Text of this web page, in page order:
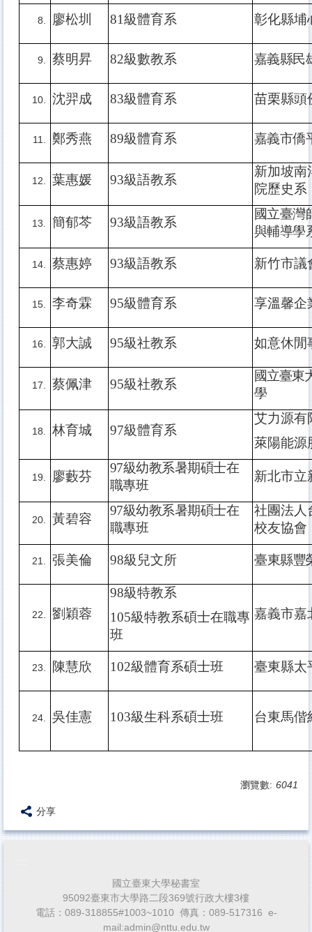
廖松圳 81級體育系 彰化縣埔
蔡明昇 82級數教系 嘉義縣民
沈羿成 83級體育系 苗栗縣頭
鄭秀燕 89級體育系 嘉義市僑
葉惠媛 93級語教系
新加坡南
院歷史系
簡郁芩 93級語教系
國立臺灣
與輔導學
蔡惠婷 93級語教系 新竹市議
李奇霖 95級體育系 享溫馨企
郭大誠 95級社教系 如意休閒
蔡佩津 95級社教系
國立臺東
學
林育城 97級體育系
艾力源有
萊陽能源
廖藪芬
97級幼教系暑期碩士在
職專班
新北市立
黃碧容
97級幼教系暑期碩士在
職專班
社團法人
校友協會
張美倫 98級兒文所 臺東縣豐
劉穎蓉
98級特教系
105級特教系碩士在職專
班
嘉義市嘉
陳慧欣 102級體育系碩士班 臺東縣太
吳佳憲 103級生科系碩士班 台東馬偕
瀏覽數: 6041
分享
國立臺東大學秘書室
95092臺東市大學路二段369號行政大樓3樓
電話：089-318855#1003~1010 傳真：089-517316 e-
mail:admin@nttu.edu.tw